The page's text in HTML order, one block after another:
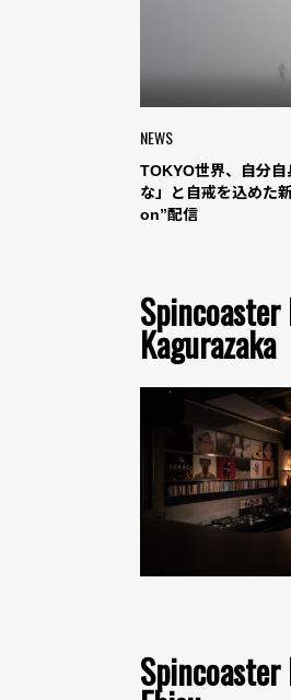
NEWS
TOKYO世界、自分
な」と自戒を込めた
on”配信
Kagurazaka